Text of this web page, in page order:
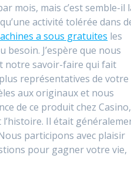
mois, mais c’est semble-il
activité tolérée dans
a sous gratuites les
J’espère que nous
notre savoir-faire qui fait
représentatives de votre
aux originaux et nous
de ce produit chez Casino,
Il était
participons avec plaisir
pour gagner votre vie,